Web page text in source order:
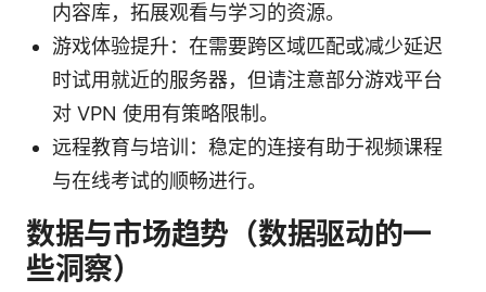
内容库，拓展观看与学习的资源。
游戏体验提升：在需要跨区域匹配或减少延迟
时试用就近的服务器，但请注意部分游戏平台
对 VPN 使用有策略限制。
远程教育与培训：稳定的连接有助于视频课程
与在线考试的顺畅进行。
数据与市场趋势（数据驱动的一
些洞察）